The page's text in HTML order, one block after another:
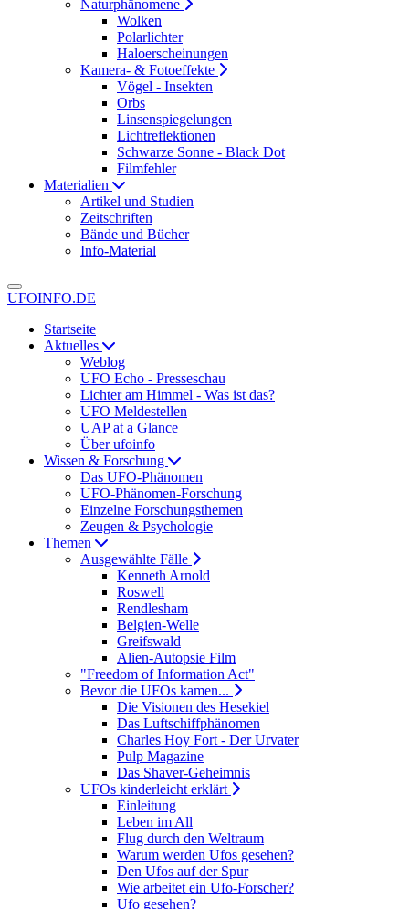
Naturphänomene
Wolken
Polarlichter
Haloerscheinungen
Kamera- & Fotoeffekte
Vögel - Insekten
Orbs
Linsenspiegelungen
Lichtreflektionen
Schwarze Sonne - Black Dot
Filmfehler
Materialien
Artikel und Studien
Zeitschriften
Bände und Bücher
Info-Material
UFOINFO.DE
Startseite
Aktuelles
Weblog
UFO Echo - Presseschau
Lichter am Himmel - Was ist das?
UFO Meldestellen
UAP at a Glance
Über ufoinfo
Wissen & Forschung
Das UFO-Phänomen
UFO-Phänomen-Forschung
Einzelne Forschungsthemen
Zeugen & Psychologie
Themen
Ausgewählte Fälle
Kenneth Arnold
Roswell
Rendlesham
Belgien-Welle
Greifswald
Alien-Autopsie Film
"Freedom of Information Act"
Bevor die UFOs kamen...
Die Visionen des Hesekiel
Das Luftschiffphänomen
Charles Hoy Fort - Der Urvater
Pulp Magazine
Das Shaver-Geheimnis
UFOs kinderleicht erklärt
Einleitung
Leben im All
Flug durch den Weltraum
Warum werden Ufos gesehen?
Den Ufos auf der Spur
Wie arbeitet ein Ufo-Forscher?
Ufo gesehen?